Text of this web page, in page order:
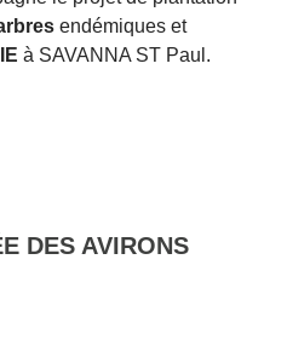
endémiques et
à SAVANNA ST Paul.
DES AVIRONS